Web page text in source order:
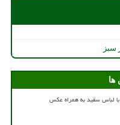
سبز
ها
لباس سفید به همراه عکس